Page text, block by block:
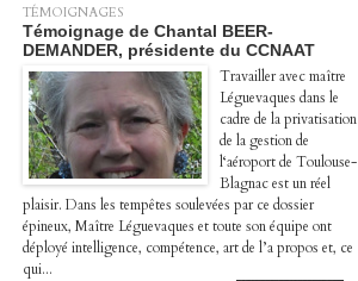
Péage autoroute : tout savoir (ou
presque) sur l'action collective ouverte
le 2 avril
07/04/2026 -Christophe LEGUEVAQUES
TÉMOIGNAGES
Témoignage de Chantal BEER-
DEMANDER, présidente du CCNAAT
Travailler avec maître
Léguevaques dans le
cadre de la privatisation
de la gestion de
l‘aéroport de Toulouse-
Blagnac est un réel
plaisir. Dans les tempêtes soulevées par ce dossier
épineux, Maître Léguevaques et toute son équipe ont
déployé intelligence, compétence, art de l’a propos et, ce
qui...